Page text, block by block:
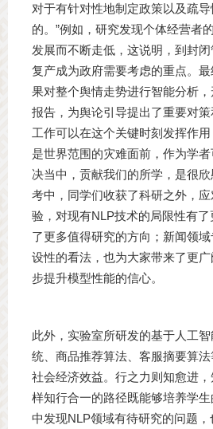
对于有针对性地制定政策以及疏
的。”例如，研究发现个体经营者
发展而不断走低，这说明，到封
复产成为政府需要考虑的重点。
果对整个舆情走势进行智能分析
报告，为舆论引导提出了重要对
工作可以在这个关键时刻发挥作
是世界范围的灾难面前，作为学
决当中，贡献我们的所学，是很
考中，同学们收获了科研之外，
验，对现有NLP技术的局限性有
了更多值得研究的方向；新闻领
设性的看法，也为大家带来了更
步提升模型性能的信心。
此外，实验室所研发的基于人工
统、商品推荐算法、客服摘要算
社会经济效益。行之力则知愈进
样知行合一的路径既能够培养学
中发现NLP领域有待研究的问题